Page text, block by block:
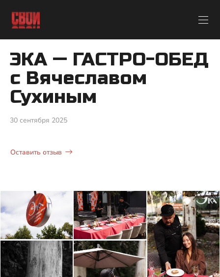
ЭКА — ГАСТРО-ОБЕД
с Вячеславом
Сухиным
30 сентября 2025
Оставить отзыв